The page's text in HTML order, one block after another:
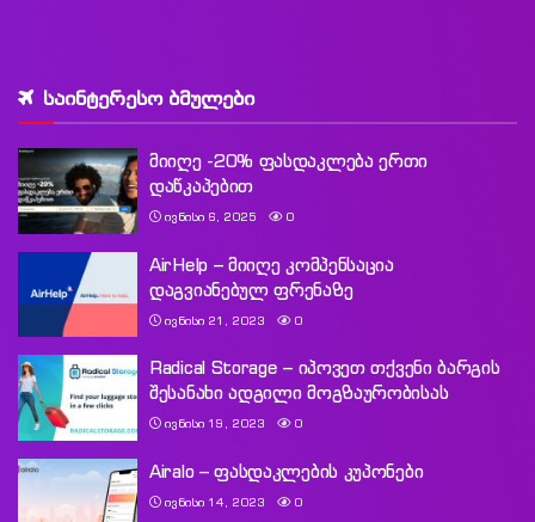
საინტერესო ბმულები
მიიღე -20% ფასდაკლება ერთი
დაწკაპებით
ᲘᲕᲜᲘᲡᲘ 6, 2025 0
AirHelp – მიიღე კომპენსაცია
დაგვიანებულ ფრენაზე
ᲘᲕᲜᲘᲡᲘ 21, 2023 0
Radical Storage – იპოვეთ თქვენი ბარგის
შესანახი ადგილი მოგზაურობისას
ᲘᲕᲜᲘᲡᲘ 19, 2023 0
Airalo – ფასდაკლების კუპონები
ᲘᲕᲜᲘᲡᲘ 14, 2023 0